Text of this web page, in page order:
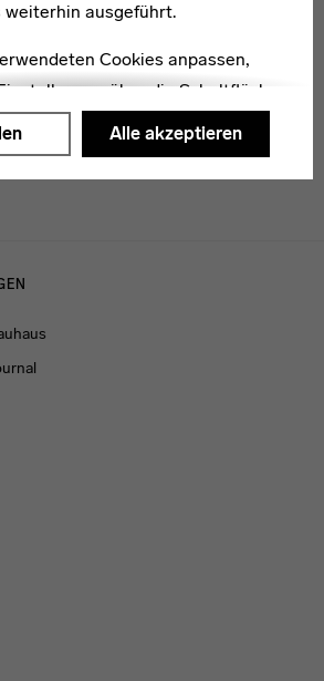
weiterhin ausgeführt.
Cookies anpassen,
über die Schaltfläche
Alle akzeptieren